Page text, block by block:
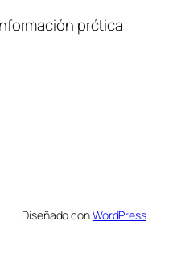
prćtica
Diseñado conWordPress